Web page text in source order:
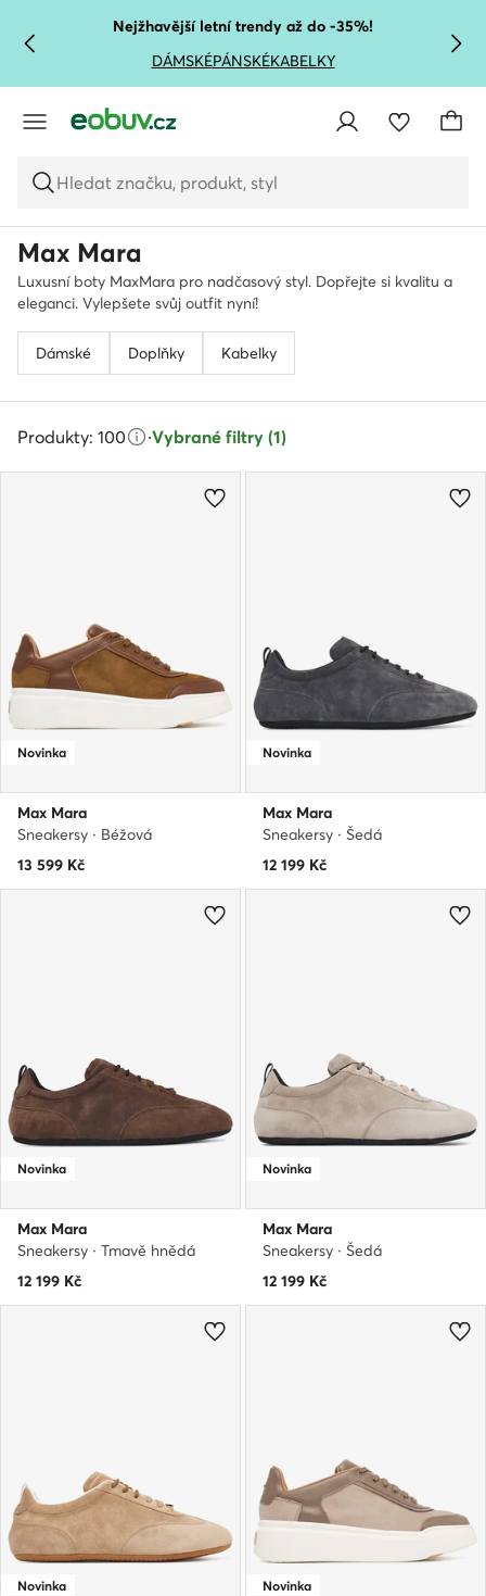
PŘEJÍT NA HLAVNÍ OBSAH
PŘEJÍT NA VYHLEDÁVÁNÍ
Nejžhavější letní trendy až do -35%!
DÁMSKÉPÁNSKÉKABELKY
Hledat značku, produkt, styl
Max Mara
Luxusní boty MaxMara pro nadčasový styl. Dopřejte si kvalitu a
eleganci. Vylepšete svůj outfit nyní!
Dámské Doplňky Kabelky
Produkty: 100 ·Vybrané filtry (1)
Novinka
Max Mara
Sneakersy · Béžová
13 599 Kč
Novinka
Max Mara
Sneakersy · Šedá
12 199 Kč
Novinka
Max Mara
Sneakersy · Tmavě hnědá
12 199 Kč
Novinka
Max Mara
Sneakersy · Šedá
12 199 Kč
Novinka Novinka